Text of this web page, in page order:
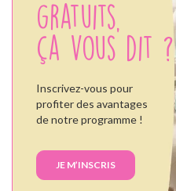
gratuits,
ça vous dit ?
Inscrivez-vous pour
profiter des avantages
de notre programme !
JE M’INSCRIS